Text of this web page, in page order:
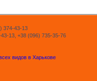
374-43-13
13, +38 (096) 735-35-76
видов в Харькове